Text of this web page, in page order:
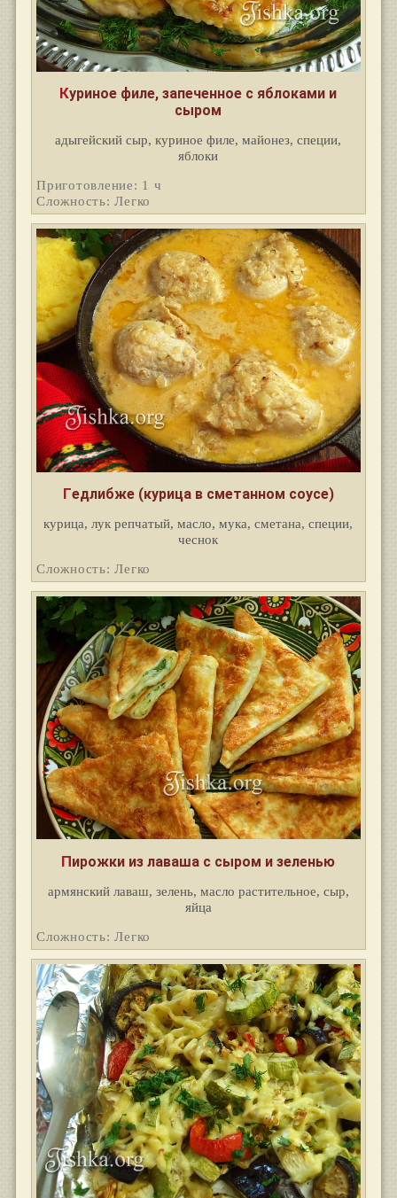
Куриное филе, запеченное с яблоками и
сыром
адыгейский сыр, куриное филе, майонез, специи,
яблоки
Приготовление: 1 ч
Сложность: Легко
Гедлибже (курица в сметанном соусе)
курица, лук репчатый, масло, мука, сметана, специи,
чеснок
Сложность: Легко
Пирожки из лаваша с сыром и зеленью
армянский лаваш, зелень, масло растительное, сыр,
яйца
Сложность: Легко